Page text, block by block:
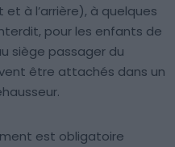
à l’arrière), à quelques
pour les enfants de
siège passager du
être attachés dans un
est obligatoire